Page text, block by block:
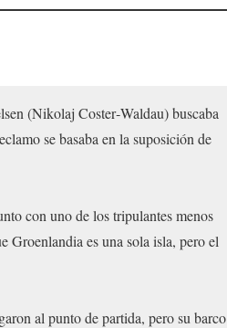
(Nikolaj Coster‑Waldau) buscaba
se basaba en la suposición de
con uno de los tripulantes menos
Groenlandia es una sola isla, pero el
al punto de partida, pero su barco